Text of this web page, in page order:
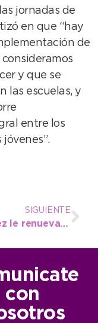
jornadas de
en que “hay
de
consideramos
y que se
las escuelas, y
entre los
SIGUIENTE
López le renueva el apoyo a “Jota» Guanini ante el inminente desafío mundial
con